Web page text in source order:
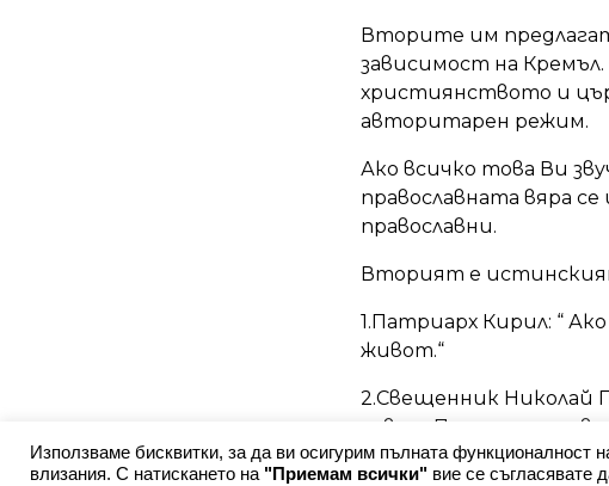
Вторите им
зависимост на
християнството и
авторитарен режим.
Ако всичко това Ви
православната вяра
православни.
Вторият е
1.Патриарх Кирил: “
живот.“
2.Свещенник Николай
чуват. Пазете се от
всяка цена и на
Използваме бисквитки, за да ви осигурим пълната функционалност
влизания. С натискането на "Приемам всички" вие се съгласявате